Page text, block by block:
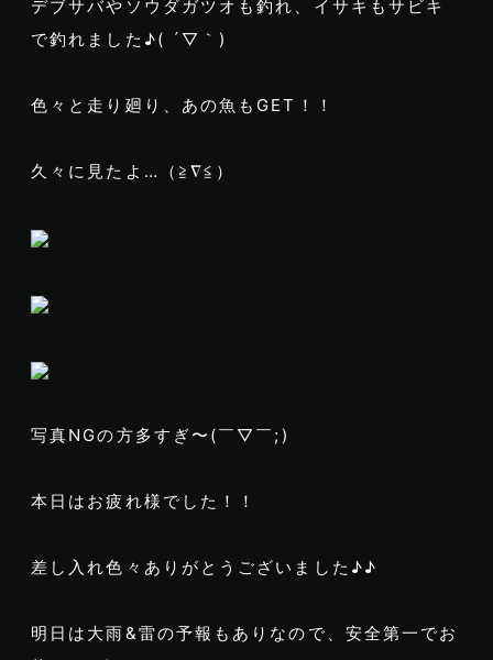
デブサバやソウダガツオも釣れ、イサキもサビキ
で釣れました♪( ´▽｀)
色々と走り廻り、あの魚もGET！！
久々に見たよ…（≧∇≦）
写真NGの方多すぎ〜(￣▽￣;)
本日はお疲れ様でした！！
差し入れ色々ありがとうございました♪♪
明日は大雨&雷の予報もありなので、安全第一でお